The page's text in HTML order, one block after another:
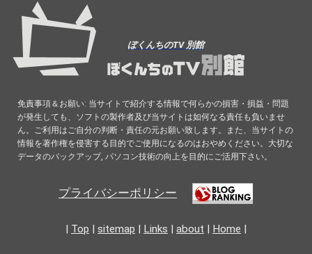
ぼくんちのTV 別館
免責事項＆お願い: 当サイトで紹介する情報で何らかの損害・損益・問題
が発生しても、ソフトの製作者及び当サイトは如何なる責任も負いませ
ん。ご利用はご自分の判断・責任の元お願い致します。また、当サイトの
情報を著作権を侵害する目的でご使用になるのはおやめください。大切な
データのバックアップ, パソコン技術の向上を目的にご活用下さい。
プライバシーポリシー
| Top | sitemap | Links | about | Home |